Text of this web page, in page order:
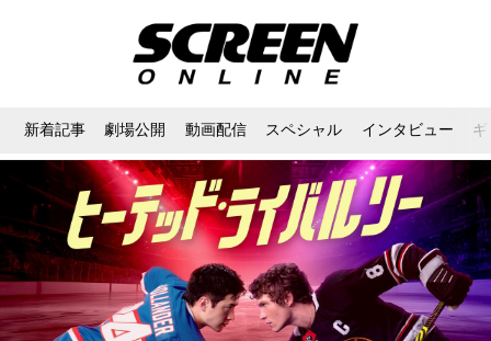
新着記事 劇場公開 動画配信 スペシャル インタビュー